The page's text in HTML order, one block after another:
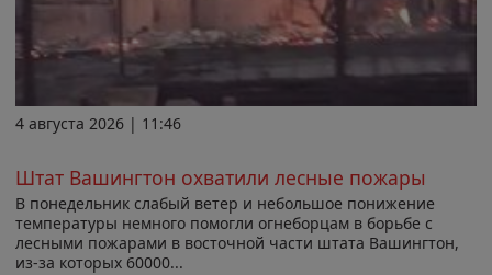
4 августа 2026 | 11:46
Штат Вашингтон охватили лесные пожары
В понедельник слабый ветер и небольшое понижение
температуры немного помогли огнеборцам в борьбе с
лесными пожарами в восточной части штата Вашингтон,
из-за которых 60000...